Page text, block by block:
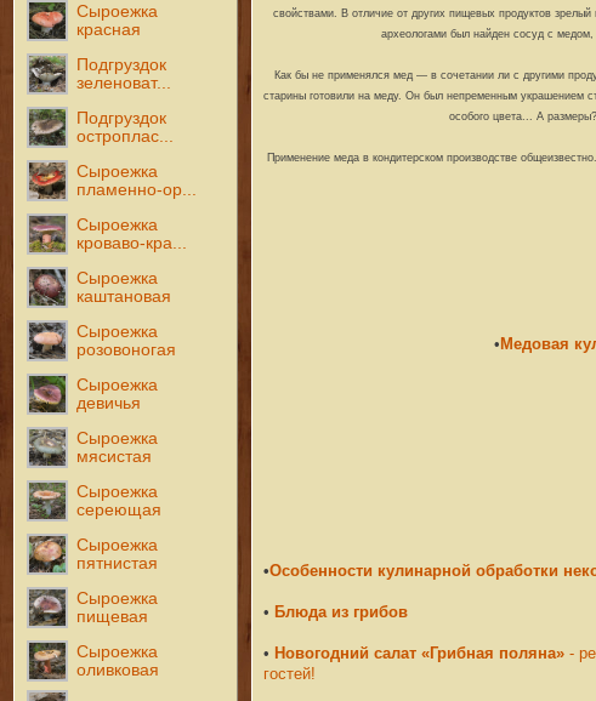
Сыроежка
красная
Подгруздок
зеленоват...
Подгруздок
остроплас...
Сыроежка
пламенно-ор...
Сыроежка
кроваво-кра...
Сыроежка
каштановая
Сыроежка
розовоногая
Сыроежка
девичья
Сыроежка
мясистая
Сыроежка
сереющая
Сыроежка
пятнистая
Сыроежка
пищевая
Сыроежка
оливковая
свойствами. В отличие от других пищевых продуктов
археологами был найден сосуд с медом,
Как бы не применялся мед — в сочетании ли с другими
старины готовили на меду. Он был непременным украшением
особого цвета... А
Применение меда в кондитерском производстве
• Медовая
•Особенности кулинарной обработки
• Блюда из грибов
• Новогодний салат «Грибная поляна»-
гостей!